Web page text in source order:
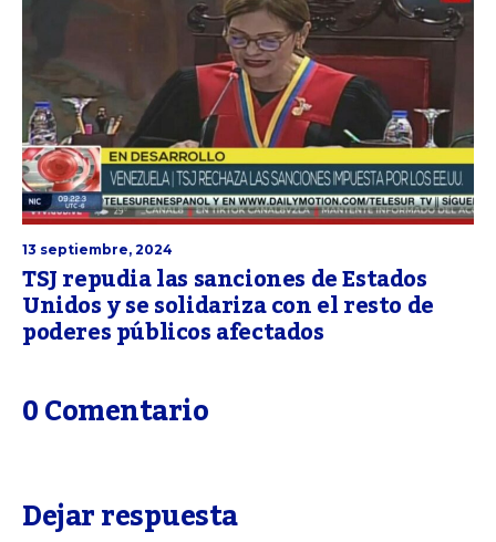
13 septiembre, 2024
TSJ repudia las sanciones de Estados
Unidos y se solidariza con el resto de
poderes públicos afectados
0 Comentario
Dejar respuesta